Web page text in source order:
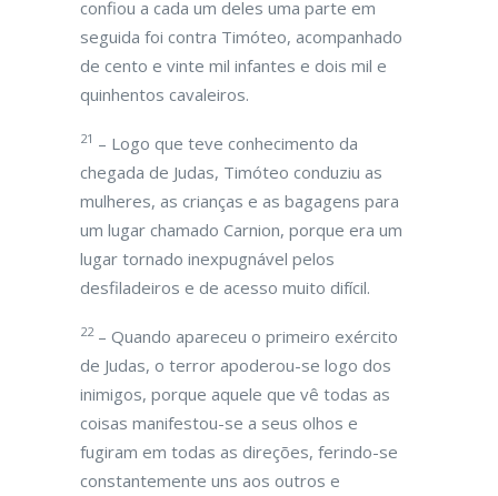
confiou a cada um deles uma parte em
seguida foi contra Timóteo, acompanhado
de cento e vinte mil infantes e dois mil e
quinhentos cavaleiros.
21 – Logo que teve conhecimento da
chegada de Judas, Timóteo conduziu as
mulheres, as crianças e as bagagens para
um lugar chamado Carnion, porque era um
lugar tornado inexpugnável pelos
desfiladeiros e de acesso muito difícil.
22– Quando apareceu o primeiro exército
de Judas, o terror apoderou-se logo dos
inimigos, porque aquele que vê todas as
coisas manifestou-se a seus olhos e
fugiram em todas as direções, ferindo-se
constantemente uns aos outros e